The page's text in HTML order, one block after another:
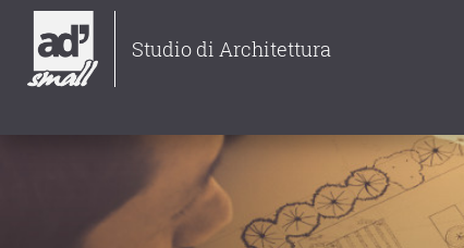
Studio di Architettura